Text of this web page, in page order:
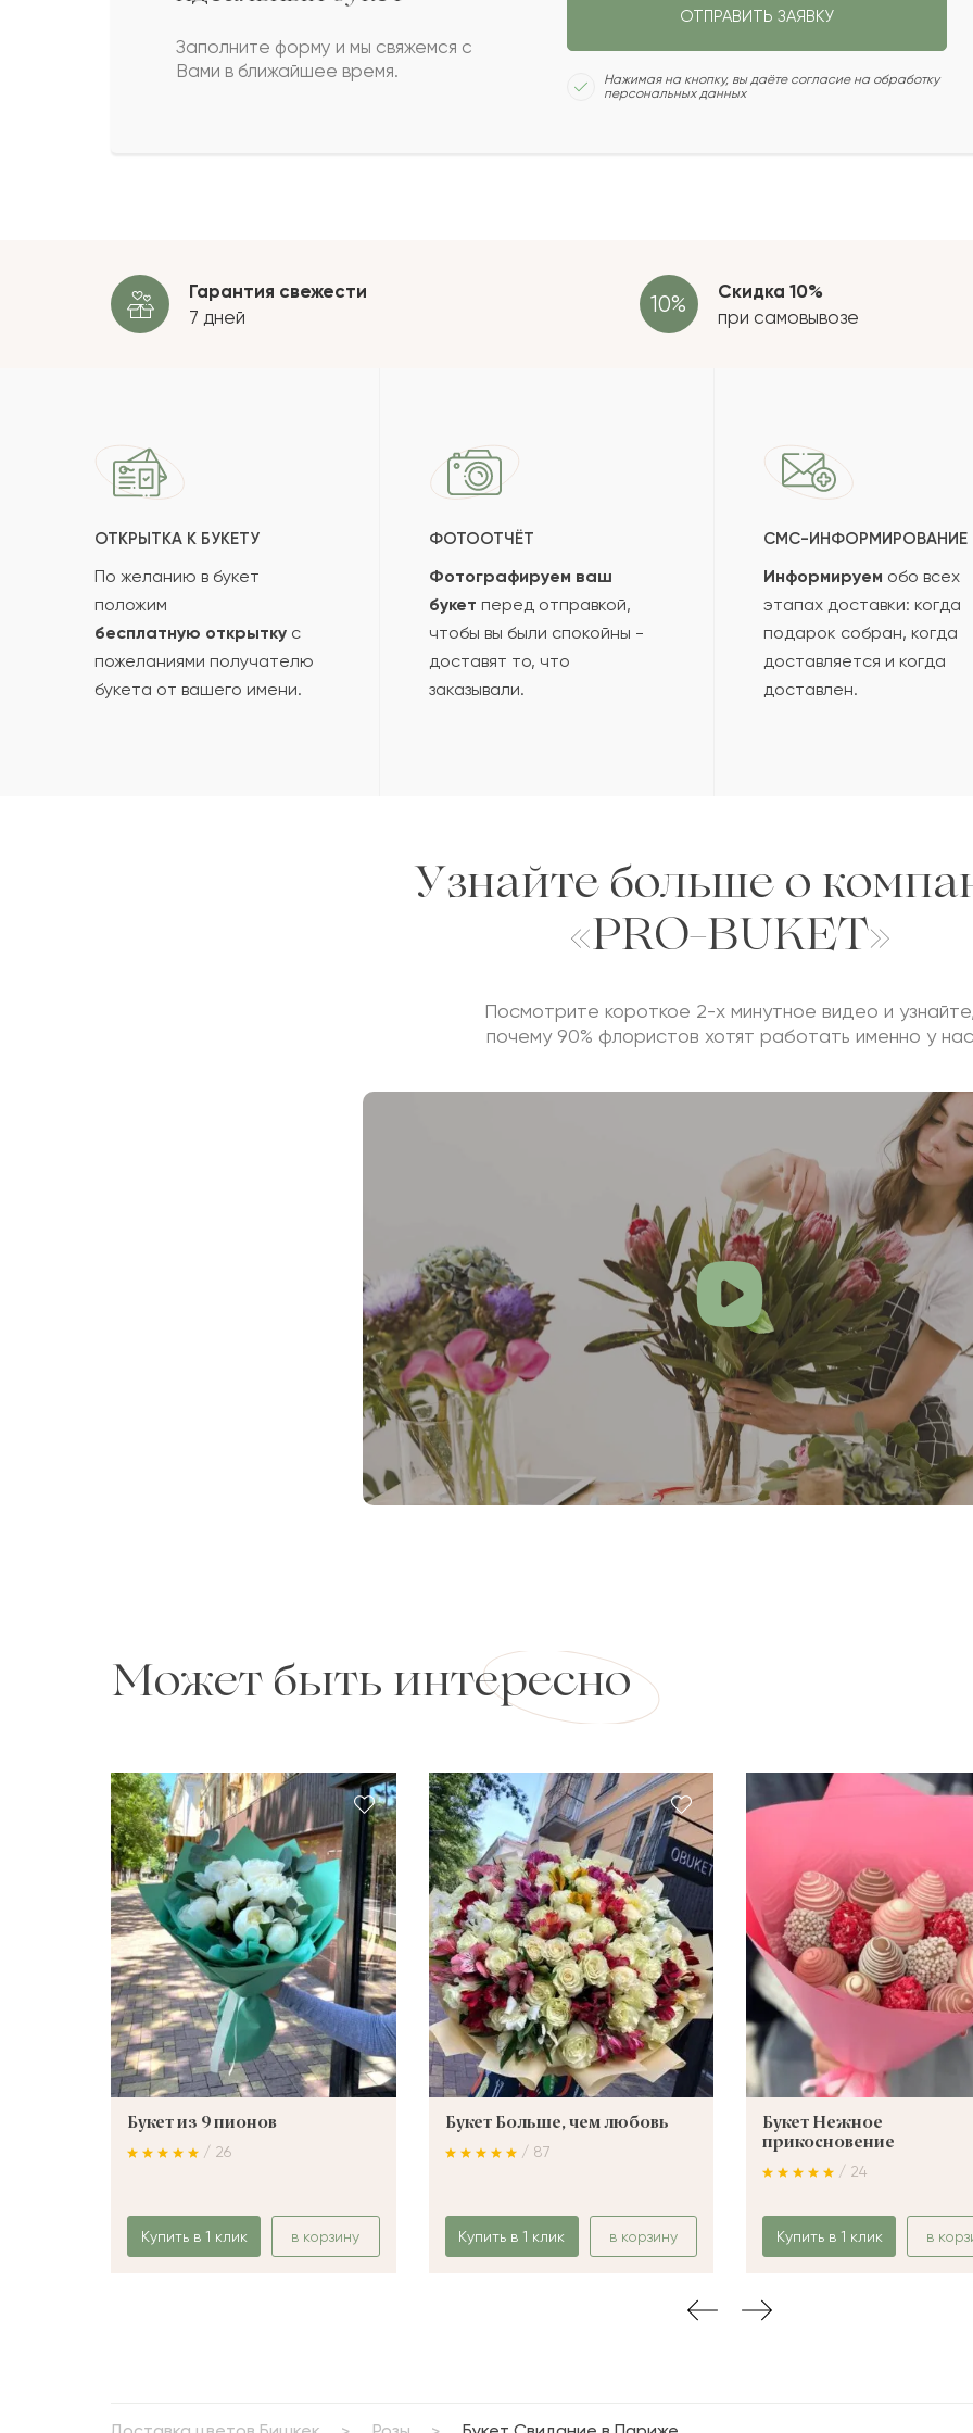
2021-12-23
2021-11-06
Заполните форму и мы свяжемся с
Вами в ближайшее время.
ОТПРАВИТЬ ЗАЯВКУ
Нажимая на кнопку, вы даёте согласие на обработку
персональных данных
Гарантия свежести
7 дней
Скидка 10%
при самовывозе
ОТКРЫТКА К БУКЕТУ
По желанию в букет
положим
бесплатную открытку с
пожеланиями получателю
букета от вашего имени.
ФОТООТЧЁТ
Фотографируем ваш
букет перед отправкой,
чтобы вы были спокойны -
доставят то, что
заказывали.
СМС-ИНФОРМИРОВАНИЕ
Информируем обо всех
этапах доставки: когда
подарок собран, когда
доставляется и когда
доставлен.
Узнайте больше о
«PRO-BUKET»
Посмотрите короткое 2-х минутное видео и
почему 90% флористов хотят работать именно у нас
Может быть интересно
Букет из 9 пионов
/ 26
Купить в 1 клик в корзину
Букет Больше, чем любовь
/ 87
Купить в 1 клик в корзину
Букет Нежное
прикосновение
/ 24
Купить в 1 клик в